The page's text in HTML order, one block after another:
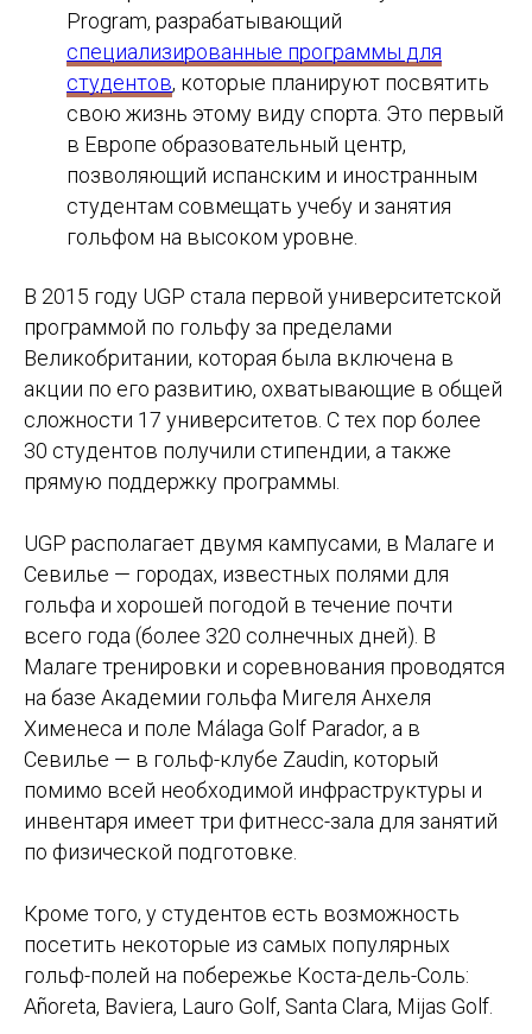
Program, разрабатывающий
специализированные программы для
студентов, которые планируют посвятить
свою жизнь этому виду спорта. Это первый
в Европе образовательный центр,
позволяющий испанским и иностранным
студентам совмещать учебу и занятия
гольфом на высоком уровне.
В 2015 году UGP стала первой университетской
программой по гольфу за пределами
Великобритании, которая была включена в
акции по его развитию, охватывающие в общей
сложности 17 университетов. С тех пор более
30 студентов получили стипендии, а также
прямую поддержку программы.
UGP располагает двумя кампусами, в Малаге и
Севилье — городах, известных полями для
гольфа и хорошей погодой в течение почти
всего года (более 320 солнечных дней). В
Малаге тренировки и соревнования проводятся
на базе Академии гольфа Мигеля Анхеля
Хименеса и поле Málaga Golf Parador, а в
Севилье — в гольф-клубе Zaudin, который
помимо всей необходимой инфраструктуры и
инвентаря имеет три фитнесс-зала для занятий
по физической подготовке.
Кроме того, у студентов есть возможность
посетить некоторые из самых популярных
гольф-полей на побережье Коста-дель-Соль:
Añoreta, Baviera, Lauro Golf, Santa Clara, Mijas Golf.